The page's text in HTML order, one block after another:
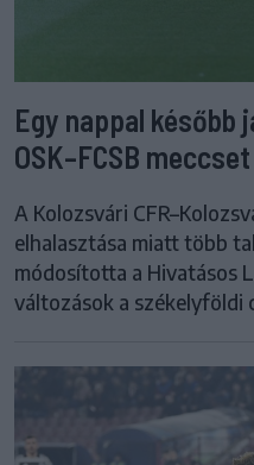
Egy nappal később
OSK–FCSB meccset
A Kolozsvári
elhalasztása miatt több
módosította a Hivatásos
változások a székelyföldi